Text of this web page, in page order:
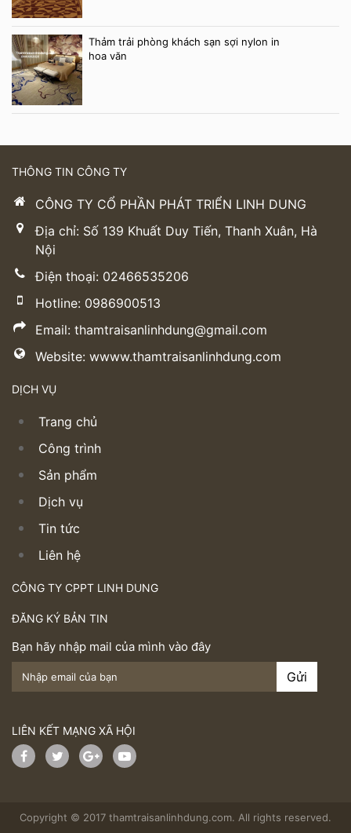
Thảm trải phòng khách sạn sợi nylon in
hoa văn
THÔNG TIN CÔNG TY
CÔNG TY CỔ PHẦN PHÁT TRIỂN LINH DUNG
Địa chỉ: Số 139 Khuất Duy Tiến, Thanh Xuân, Hà
Nội
Điện thoại: 02466535206
Hotline: 0986900513
Email: thamtraisanlinhdung@gmail.com
Website: wwww.thamtraisanlinhdung.com
DỊCH VỤ
Trang chủ
Công trình
Sản phẩm
Dịch vụ
Tin tức
Liên hệ
CÔNG TY CPPT LINH DUNG
ĐĂNG KÝ BẢN TIN
Bạn hãy nhập mail của mình vào đây
LIÊN KẾT MẠNG XÃ HỘI
Copyright © 2017 thamtraisanlinhdung.com. All rights reserved.